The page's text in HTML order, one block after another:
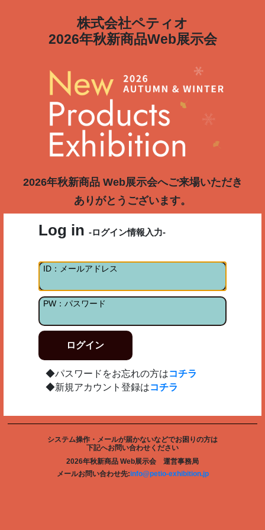
株式会社ペティオ
2026年秋新商品Web展示会
2026年秋新商品 Web展示会へご来場いただき
ありがとうございます。
Log in -ログイン情報入力-
ログイン
◆パスワードをお忘れの方はコチラ
◆新規アカウント登録はコチラ
システム操作・メールが届かないなどでお困りの方は
下記へお問い合わせください
2026年秋新商品 Web展示会 運営事務局
メールお問い合わせ先:info@petio-exhibition.jp